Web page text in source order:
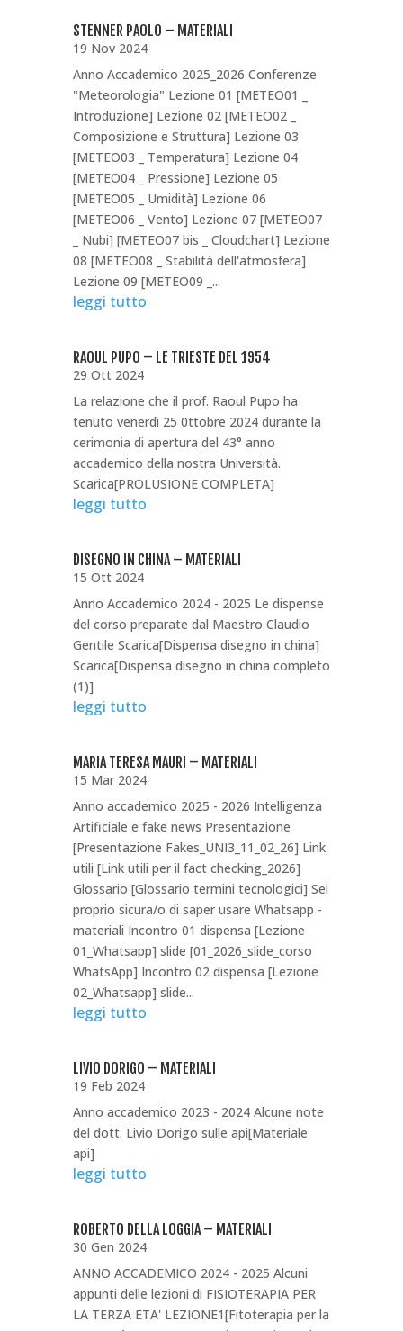
STENNER PAOLO – MATERIALI
19 Nov 2024
Anno Accademico 2025_2026 Conferenze
"Meteorologia" Lezione 01 [METEO01 _
Introduzione] Lezione 02 [METEO02 _
Composizione e Struttura] Lezione 03
[METEO03 _ Temperatura] Lezione 04
[METEO04 _ Pressione] Lezione 05
[METEO05 _ Umidità] Lezione 06
[METEO06 _ Vento] Lezione 07 [METEO07
_ Nubi] [METEO07 bis _ Cloudchart] Lezione
08 [METEO08 _ Stabilità dell'atmosfera]
Lezione 09 [METEO09 _...
leggi tutto
RAOUL PUPO – LE TRIESTE DEL 1954
29 Ott 2024
La relazione che il prof. Raoul Pupo ha
tenuto venerdì 25 0ttobre 2024 durante la
cerimonia di apertura del 43° anno
accademico della nostra Università.
Scarica[PROLUSIONE COMPLETA]
leggi tutto
DISEGNO IN CHINA – MATERIALI
15 Ott 2024
Anno Accademico 2024 - 2025 Le dispense
del corso preparate dal Maestro Claudio
Gentile Scarica[Dispensa disegno in china]
Scarica[Dispensa disegno in china completo
(1)]
leggi tutto
MARIA TERESA MAURI – MATERIALI
15 Mar 2024
Anno accademico 2025 - 2026 Intelligenza
Artificiale e fake news Presentazione
[Presentazione Fakes_UNI3_11_02_26] Link
utili [Link utili per il fact checking_2026]
Glossario [Glossario termini tecnologici] Sei
proprio sicura/o di saper usare Whatsapp -
materiali Incontro 01 dispensa [Lezione
01_Whatsapp] slide [01_2026_slide_corso
WhatsApp] Incontro 02 dispensa [Lezione
02_Whatsapp] slide...
leggi tutto
LIVIO DORIGO – MATERIALI
19 Feb 2024
Anno accademico 2023 - 2024 Alcune note
del dott. Livio Dorigo sulle api[Materiale
api]
leggi tutto
ROBERTO DELLA LOGGIA – MATERIALI
30 Gen 2024
ANNO ACCADEMICO 2024 - 2025 Alcuni
appunti delle lezioni di FISIOTERAPIA PER
LA TERZA ETA' LEZIONE1[Fitoterapia per la